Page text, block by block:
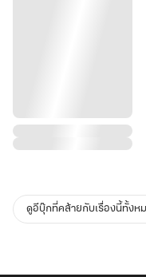
ดูอีบุ๊กที่คล้ายกับเรื่องนี้ทั้งห